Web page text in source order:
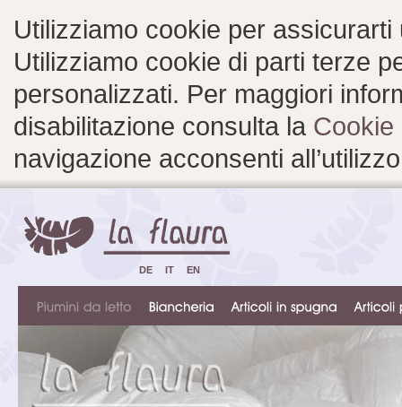
Utilizziamo cookie per
Utilizziamo cookie di parti terze
personalizzati. Per maggiori
disabilitazione consulta la Cookie
navigazione acconsenti
DE IT EN